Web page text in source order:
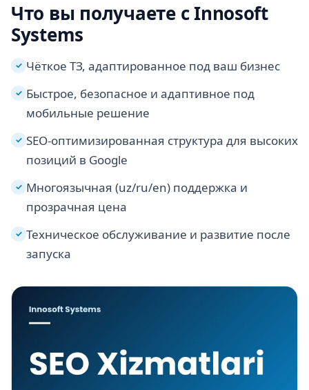
Что вы получаете с Innosoft
Systems
✓ Чёткое ТЗ, адаптированное под ваш бизнес
✓ Быстрое, безопасное и адаптивное под
мобильные решение
✓ SEO-оптимизированная структура для высоких
позиций в Google
✓ Многоязычная (uz/ru/en) поддержка и
прозрачная цена
✓ Техническое обслуживание и развитие после
запуска